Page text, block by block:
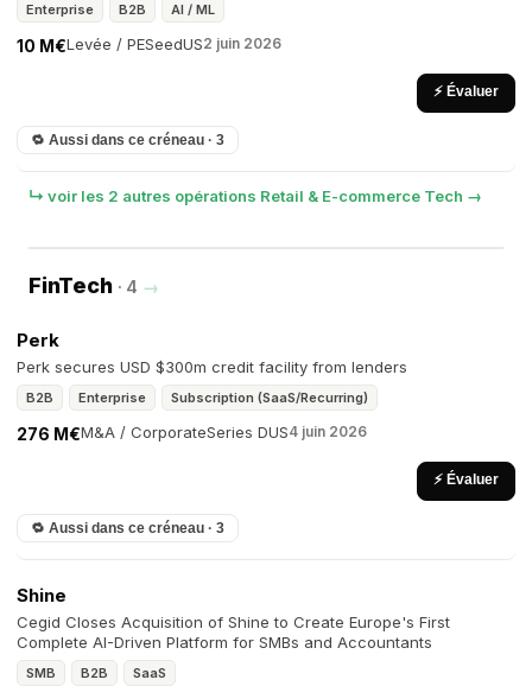
Enterprise B2B AI / ML
Levée / PE
10 M€ SeedUS2 juin 2026
⚡ Évaluer
🔁 Aussi dans ce créneau · 3
↳ voir les 2 autres opérations Retail & E-commerce Tech →
FinTech · 4 →
Perk
Perk secures USD $300m credit facility from lenders
B2B Enterprise Subscription (SaaS/Recurring)
M&A / Corporate
276 M€ Series DUS4 juin 2026
⚡ Évaluer
🔁 Aussi dans ce créneau · 3
Shine
Cegid Closes Acquisition of Shine to Create Europe's First
Complete AI-Driven Platform for SMBs and Accountants
SMB B2B SaaS